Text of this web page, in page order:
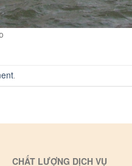
CHẤT LƯỢNG DỊCH VỤ